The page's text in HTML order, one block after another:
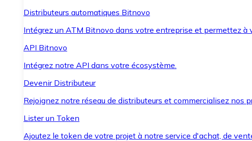
Distributeurs automatiques Bitnovo
Intégrez un ATM Bitnovo dans votre entreprise et permettez
API Bitnovo
Intégrez notre API dans votre écosystème.
Devenir Distributeur
Rejoignez notre réseau de distributeurs et commercialisez nos
Lister un Token
Ajoutez le token de votre projet à notre service d'achat, de